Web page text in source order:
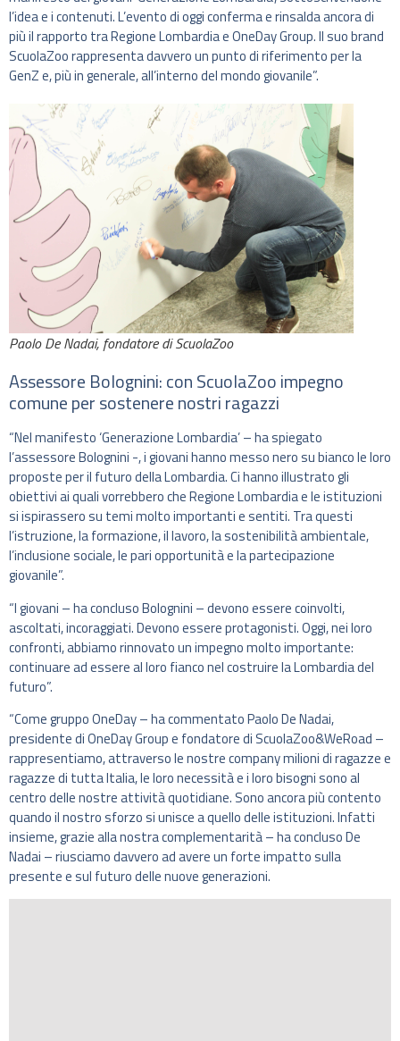
l’idea e i contenuti. L’evento di oggi conferma e rinsalda ancora di
più il rapporto tra Regione Lombardia e OneDay Group. Il suo brand
ScuolaZoo rappresenta davvero un punto di riferimento per la
GenZ e, più in generale, all’interno del mondo giovanile”.
Paolo De Nadai, fondatore di ScuolaZoo
Assessore Bolognini: con ScuolaZoo impegno
comune per sostenere nostri ragazzi
“Nel manifesto ‘Generazione Lombardia’ – ha spiegato
l’assessore Bolognini -, i giovani hanno messo nero su bianco le loro
proposte per il futuro della Lombardia. Ci hanno illustrato gli
obiettivi ai quali vorrebbero che Regione Lombardia e le istituzioni
si ispirassero su temi molto importanti e sentiti. Tra questi
l’istruzione, la formazione, il lavoro, la sostenibilità ambientale,
l’inclusione sociale, le pari opportunità e la partecipazione
giovanile”.
“I giovani – ha concluso Bolognini – devono essere coinvolti,
ascoltati, incoraggiati. Devono essere protagonisti. Oggi, nei loro
confronti, abbiamo rinnovato un impegno molto importante:
continuare ad essere al loro fianco nel costruire la Lombardia del
futuro”.
“Come gruppo OneDay – ha commentato Paolo De Nadai,
presidente di OneDay Group e fondatore di ScuolaZoo&WeRoad –
rappresentiamo, attraverso le nostre company milioni di ragazze e
ragazze di tutta Italia, le loro necessità e i loro bisogni sono al
centro delle nostre attività quotidiane. Sono ancora più contento
quando il nostro sforzo si unisce a quello delle istituzioni. Infatti
insieme, grazie alla nostra complementarità – ha concluso De
Nadai – riusciamo davvero ad avere un forte impatto sulla
presente e sul futuro delle nuove generazioni.